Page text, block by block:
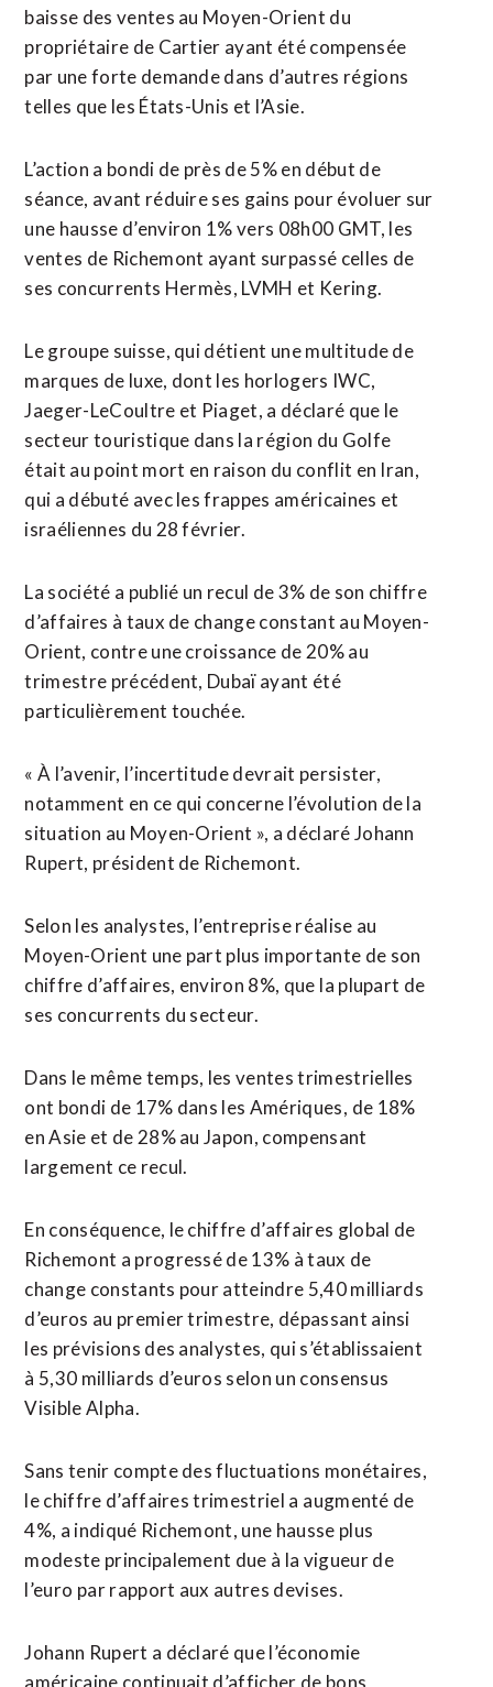
baisse des ventes au Moyen-Orient du
propriétaire de Cartier ayant été compensée
par une forte demande dans d’autres régions
telles que les États-Unis et l’Asie.
L’action a bondi de près de 5% en début de
séance, avant réduire ses gains pour évoluer ​sur
une hausse ‌d’environ 1% vers 08h00 GMT, les
ventes de Richemont ayant surpassé ​celles de
ses concurrents ⁠Hermès, LVMH et Kering.
Le groupe suisse, qui détient une multitude de
marques de luxe, dont ‌les horlogers IWC,
Jaeger-LeCoultre ‌et Piaget, a déclaré que le
secteur touristique dans la région du Golfe
était au point mort en raison du conflit en Iran,
qui a débuté avec les frappes américaines et
israéliennes du 28 février.
La société a publié ​un recul de 3% de son chiffre
d’affaires à taux de change constant au Moyen-
Orient, contre une croissance de 20% au
trimestre précédent, Dubaï ayant été
particulièrement touchée.
« À l’avenir, l’incertitude devrait persister,
notamment en ce qui concerne l’évolution de la
situation au Moyen-Orient », a déclaré Johann
Rupert, président de Richemont.
Selon les analystes, l’entreprise réalise au
Moyen-Orient une part plus importante de son
chiffre d’affaires, environ 8%, que ⁠la plupart de
ses concurrents du secteur.
Dans le même temps, les ventes trimestrielles
ont bondi de 17% dans les Amériques, ⁠de 18%
en Asie et de 28% au Japon, compensant
largement ce recul.
En conséquence, le chiffre d’affaires global de
Richemont a progressé de 13% à taux de
change constants pour atteindre 5,40 milliards
d’euros au premier trimestre, dépassant ainsi
les prévisions des analystes, qui s’établissaient
à 5,30 milliards d’euros selon un consensus
Visible Alpha.
Sans tenir compte des fluctuations monétaires,
le chiffre d’affaires trimestriel a ⁠augmenté ‌de
4%, a indiqué Richemont, une hausse plus
modeste principalement due à la vigueur de
l’euro ⁠par rapport aux autres devises.
Johann Rupert a déclaré que l’économie
américaine continuait d’afficher de ​bons